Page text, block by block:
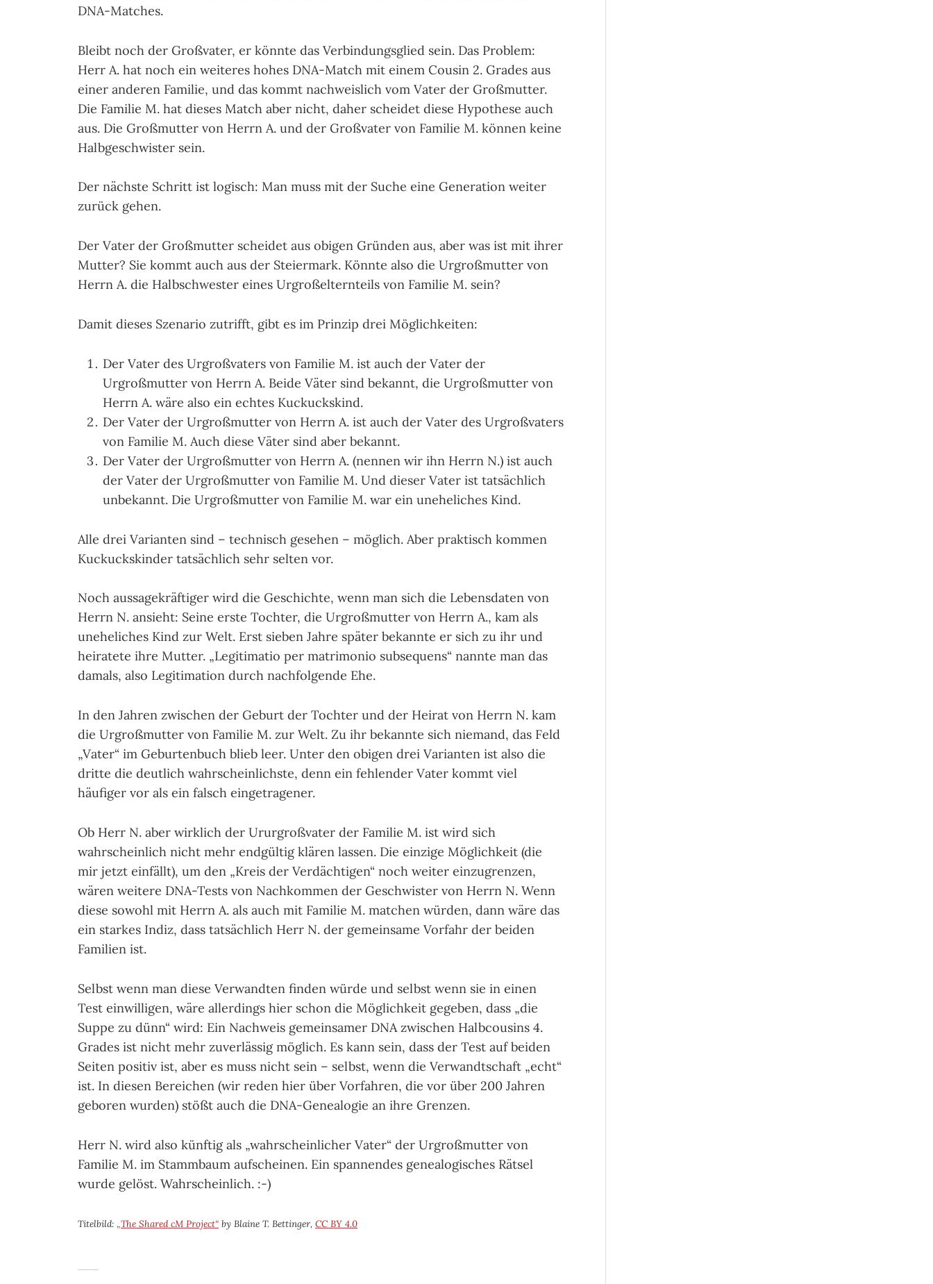
DNA-Matches.
Bleibt noch der Großvater, er könnte das Verbindungsglied sein. Das Problem:
Herr A. hat noch ein weiteres hohes DNA-Match mit einem Cousin 2. Grades aus
einer anderen Familie, und das kommt nachweislich vom Vater der Großmutter.
Die Familie M. hat dieses Match aber nicht, daher scheidet diese Hypothese auch
aus. Die Großmutter von Herrn A. und der Großvater von Familie M. können keine
Halbgeschwister sein.
Der nächste Schritt ist logisch: Man muss mit der Suche eine Generation weiter
zurück gehen.
Der Vater der Großmutter scheidet aus obigen Gründen aus, aber was ist mit ihrer
Mutter? Sie kommt auch aus der Steiermark. Könnte also die Urgroßmutter von
Herrn A. die Halbschwester eines Urgroßelternteils von Familie M. sein?
Damit dieses Szenario zutrifft, gibt es im Prinzip drei Möglichkeiten:
Der Vater des Urgroßvaters von Familie M. ist auch der Vater der
Urgroßmutter von Herrn A. Beide Väter sind bekannt, die Urgroßmutter von
Herrn A. wäre also ein echtes Kuckuckskind.
Der Vater der Urgroßmutter von Herrn A. ist auch der Vater des Urgroßvaters
von Familie M. Auch diese Väter sind aber bekannt.
Der Vater der Urgroßmutter von Herrn A. (nennen wir ihn Herrn N.) ist auch
der Vater der Urgroßmutter von Familie M. Und dieser Vater ist tatsächlich
unbekannt. Die Urgroßmutter von Familie M. war ein uneheliches Kind.
Alle drei Varianten sind – technisch gesehen – möglich. Aber praktisch kommen
Kuckuckskinder tatsächlich sehr selten vor.
Noch aussagekräftiger wird die Geschichte, wenn man sich die Lebensdaten von
Herrn N. ansieht: Seine erste Tochter, die Urgroßmutter von Herrn A., kam als
uneheliches Kind zur Welt. Erst sieben Jahre später bekannte er sich zu ihr und
heiratete ihre Mutter. „Legitimatio per matrimonio subsequens“ nannte man das
damals, also Legitimation durch nachfolgende Ehe.
In den Jahren zwischen der Geburt der Tochter und der Heirat von Herrn N. kam
die Urgroßmutter von Familie M. zur Welt. Zu ihr bekannte sich niemand, das Feld
„Vater“ im Geburtenbuch blieb leer. Unter den obigen drei Varianten ist also die
dritte die deutlich wahrscheinlichste, denn ein fehlender Vater kommt viel
häufiger vor als ein falsch eingetragener.
Ob Herr N. aber wirklich der Ururgroßvater der Familie M. ist wird sich
wahrscheinlich nicht mehr endgültig klären lassen. Die einzige Möglichkeit (die
mir jetzt einfällt), um den „Kreis der Verdächtigen“ noch weiter einzugrenzen,
wären weitere DNA-Tests von Nachkommen der Geschwister von Herrn N. Wenn
diese sowohl mit Herrn A. als auch mit Familie M. matchen würden, dann wäre das
ein starkes Indiz, dass tatsächlich Herr N. der gemeinsame Vorfahr der beiden
Familien ist.
Selbst wenn man diese Verwandten finden würde und selbst wenn sie in einen
Test einwilligen, wäre allerdings hier schon die Möglichkeit gegeben, dass „die
Suppe zu dünn“ wird: Ein Nachweis gemeinsamer DNA zwischen Halbcousins 4.
Grades ist nicht mehr zuverlässig möglich. Es kann sein, dass der Test auf beiden
Seiten positiv ist, aber es muss nicht sein – selbst, wenn die Verwandtschaft „echt“
ist. In diesen Bereichen (wir reden hier über Vorfahren, die vor über 200 Jahren
geboren wurden) stößt auch die DNA-Genealogie an ihre Grenzen.
Herr N. wird also künftig als „wahrscheinlicher Vater“ der Urgroßmutter von
Familie M. im Stammbaum aufscheinen. Ein spannendes genealogisches Rätsel
wurde gelöst. Wahrscheinlich. :-)
Titelbild: „The Shared cM Project“ by Blaine T. Bettinger, CC BY 4.0